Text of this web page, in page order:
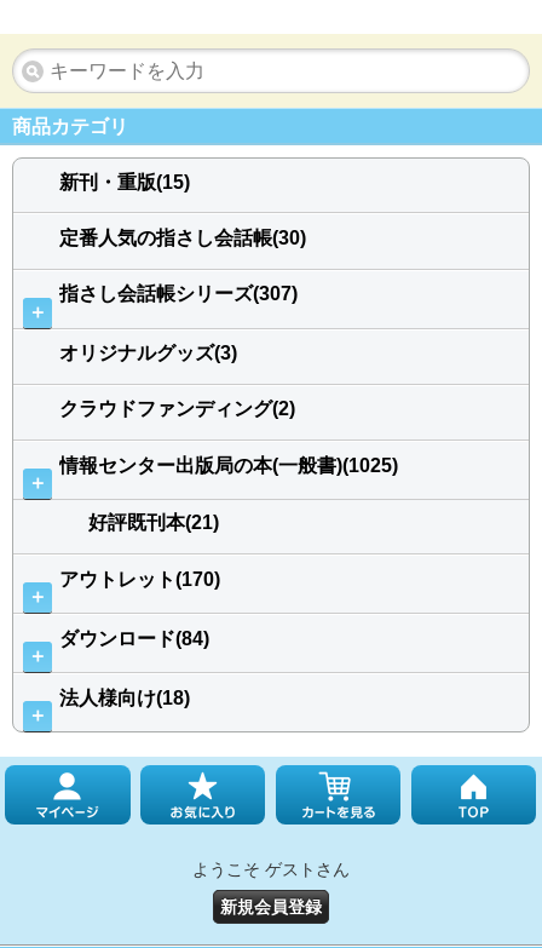
商品カテゴリ
新刊・重版(15)
定番人気の指さし会話帳(30)
＋
指さし会話帳シリーズ(307)
オリジナルグッズ(3)
クラウドファンディング(2)
＋
情報センター出版局の本(一般書)(1025)
好評既刊本(21)
＋
アウトレット(170)
＋
ダウンロード(84)
＋
法人様向け(18)
ようこそ ゲストさん
新規会員登録